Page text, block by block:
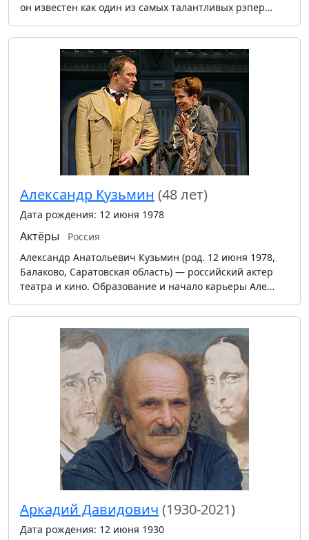
он известен как один из самых талантливых рэпер…
Александр Кузьмин (48 лет)
Дата рождения: 12 июня 1978
Актёры
Россия
Александр Анатольевич Кузьмин (род. 12 июня 1978,
Балаково, Саратовская область) — российский актер
театра и кино. Образование и начало карьеры Але…
Аркадий Давидович (1930-2021)
Дата рождения: 12 июня 1930